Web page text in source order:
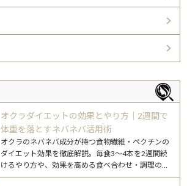
オクラダイエットの効果とやり方｜2週間で
体重を落とすネバネバ活用術
オクラのネバネバ成分が持つ食物繊維・ペクチンの
ダイエット効果を徹底解説。毎食3〜4本を2週間続
けるやり方や、効果を高める食べ合わせ・調理のコ
ツを紹介します。